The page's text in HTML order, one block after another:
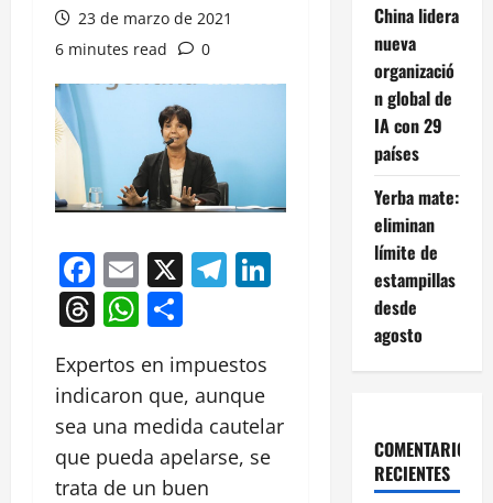
23 de marzo de 2021
6 minutes read
0
Facebook
Email
X Telegram
LinkedIn
Threads
WhatsApp
Expertos en impuestos
indicaron que, aunque
sea una medida cautelar
que pueda apelarse, se
trata de un buen
China lidera
nueva
organizació
n global de
IA con 29
países
Yerba mate:
eliminan
límite de
estampillas
desde
agosto
COMENTARIOS
RECIENTES